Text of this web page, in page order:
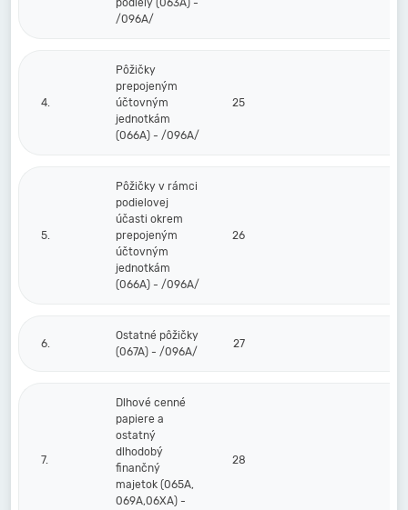
podiely (063A) -
/096A/
4.
Pôžičky
prepojeným
účtovným
jednotkám
(066A) - /096A/
25
5.
Pôžičky v rámci
podielovej
účasti okrem
prepojeným
účtovným
jednotkám
(066A) - /096A/
26
6.
Ostatné pôžičky
(067A) - /096A/
27
7.
Dlhové cenné
papiere a
ostatný
dlhodobý
finančný
majetok (065A,
069A,06XA) -
28